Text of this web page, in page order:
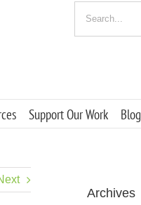
for:
Support Our Work Blog
Archives